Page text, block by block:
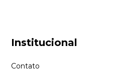
Institucional
Contato